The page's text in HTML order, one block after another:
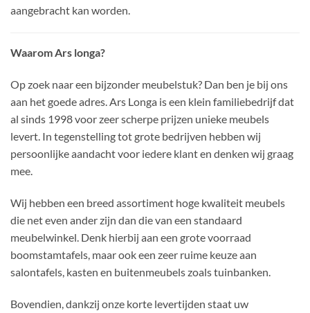
aangebracht kan worden.
Waarom Ars longa?
Op zoek naar een bijzonder meubelstuk? Dan ben je bij ons
aan het goede adres. Ars Longa is een klein familiebedrijf dat
al sinds 1998 voor zeer scherpe prijzen unieke meubels
levert. In tegenstelling tot grote bedrijven hebben wij
persoonlijke aandacht voor iedere klant en denken wij graag
mee.
Wij hebben een breed assortiment hoge kwaliteit meubels
die net even ander zijn dan die van een standaard
meubelwinkel. Denk hierbij aan een grote voorraad
boomstamtafels, maar ook een zeer ruime keuze aan
salontafels, kasten en buitenmeubels zoals tuinbanken.
Bovendien, dankzij onze korte levertijden staat uw